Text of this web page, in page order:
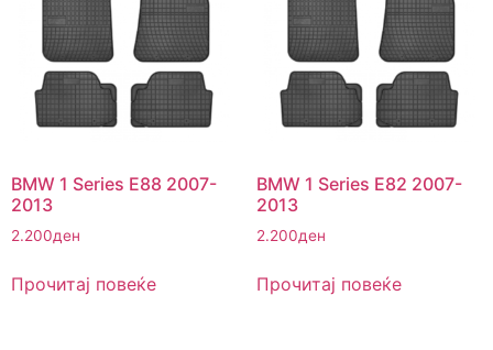
BMW 1 Series E88 2007-
2013
2.200ден
Прочитај повеќе
BMW 1 Series E82 2007-
2013
2.200ден
Прочитај повеќе